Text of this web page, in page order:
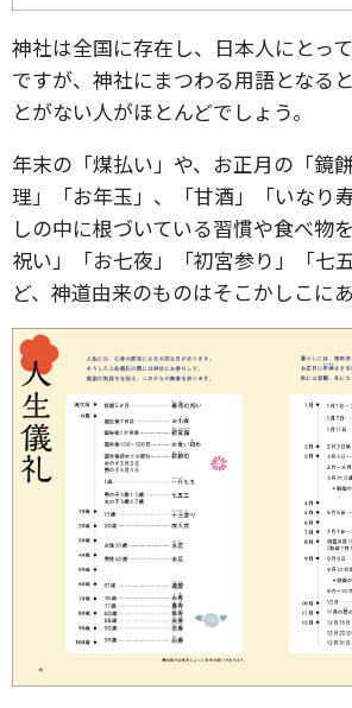
神社は全国に存在し、日本人にとっ
ですが、神社にまつわる用語となる
とがない人がほとんどでしょう。
年末の「煤払い」や、お正月の「鏡
理」「お年玉」、「甘酒」「いなり
しの中に根づいている習慣や食べ物
祝い」「お七夜」「初宮参り」「七
ど、神道由来のものはそこかしこにあ